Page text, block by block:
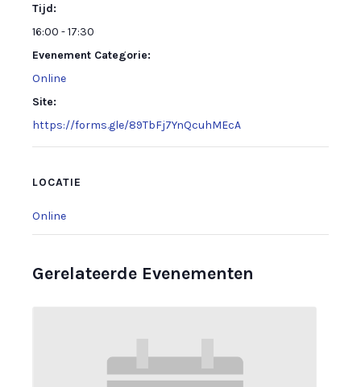
Tijd:
16:00 - 17:30
Evenement Categorie:
Online
Site:
https://forms.gle/89TbFj7YnQcuhMEcA
LOCATIE
Online
Gerelateerde Evenementen